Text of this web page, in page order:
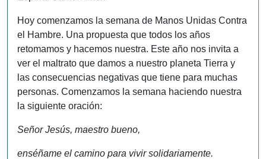
Hoy comenzamos la semana de Manos Unidas Contra
el Hambre. Una propuesta que todos los años
retomamos y hacemos nuestra. Este año nos invita a
ver el maltrato que damos a nuestro planeta Tierra y
las consecuencias negativas que tiene para muchas
personas. Comenzamos la semana haciendo nuestra
la siguiente oración:
Señor Jesús, maestro bueno,
enséñame el camino para vivir solidariamente.